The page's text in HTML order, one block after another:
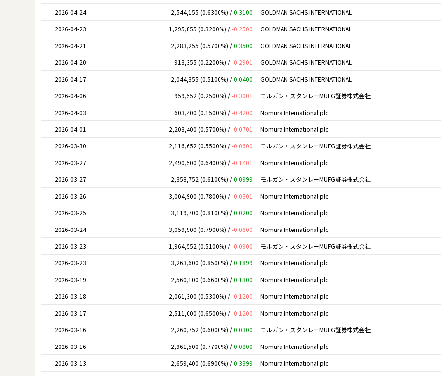
2026-04-24
2,544,155 (0.6300%) /0.3100 GOLDMAN SACHS INTERNATIONAL
2026-04-23
1,295,855 (0.3200%) /-0.2500 GOLDMAN SACHS INTERNATIONAL
2026-04-21
2,283,255 (0.5700%) /0.3500 GOLDMAN SACHS INTERNATIONAL
2026-04-20
913,355 (0.2200%) /-0.2901 GOLDMAN SACHS INTERNATIONAL
2026-04-17
2,044,355 (0.5100%) /0.0400 GOLDMAN SACHS INTERNATIONAL
2026-04-06
959,552 (0.2500%) /-0.3001 モルガン・スタンレーMUFG証券株式会社
2026-04-03
603,400 (0.1500%) /-0.4200 Nomura International plc
2026-04-01
2,203,400 (0.5700%) /-0.0701 Nomura International plc
2026-03-30
2,116,652 (0.5500%) /-0.0600 モルガン・スタンレーMUFG証券株式会社
2026-03-27
2,490,500 (0.6400%) /-0.1401 Nomura International plc
2026-03-27
2,358,752 (0.6100%) /0.0999 モルガン・スタンレーMUFG証券株式会社
2026-03-26
3,004,900 (0.7800%) /-0.0301 Nomura International plc
2026-03-25
3,119,700 (0.8100%) /0.0200 Nomura International plc
2026-03-24
3,059,900 (0.7900%) /-0.0600 Nomura International plc
2026-03-23
1,964,552 (0.5100%) /-0.0900 モルガン・スタンレーMUFG証券株式会社
2026-03-23
3,263,600 (0.8500%) /0.1899 Nomura International plc
2026-03-19
2,560,100 (0.6600%) /0.1300 Nomura International plc
2026-03-18
2,061,300 (0.5300%) /-0.1200 Nomura International plc
2026-03-17
2,511,000 (0.6500%) /-0.1200 Nomura International plc
2026-03-16
2,260,752 (0.6000%) /0.0300 モルガン・スタンレーMUFG証券株式会社
2026-03-16
2,961,500 (0.7700%) /0.0800 Nomura International plc
2026-03-13
2,659,400 (0.6900%) /0.3399 Nomura International plc